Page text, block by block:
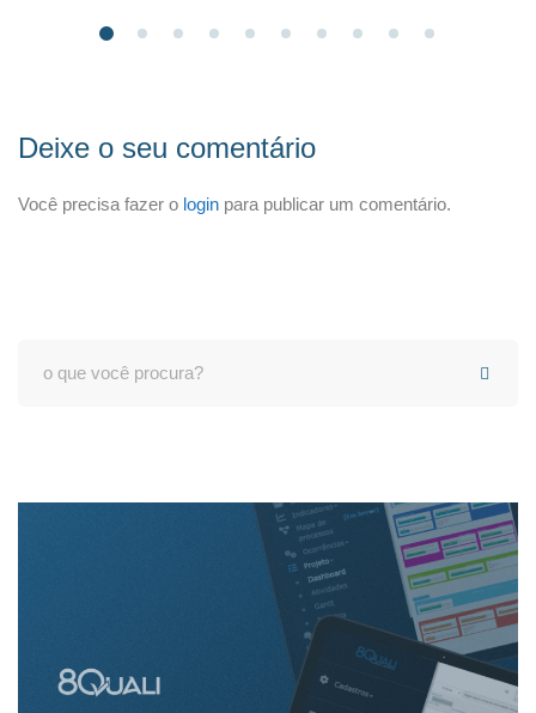
Deixe o seu comentário
Você precisa fazer o login para publicar um comentário.